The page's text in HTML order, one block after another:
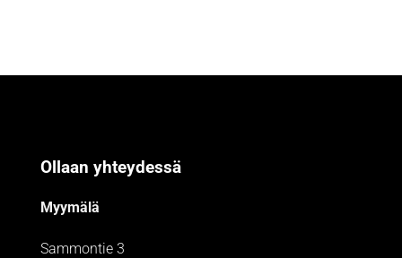
Ollaan yhteydessä
Myymälä
Sammontie 3